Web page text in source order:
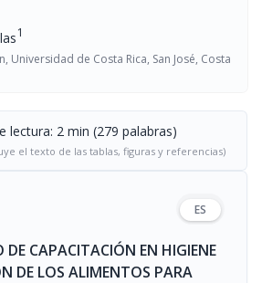
1
Universidad de Costa Rica, San José, Costa
lectura: 2 min (279 palabras)
el texto de las tablas, figuras y referencias)
ES
CAPACITACIÓN EN HIGIENE
DE LOS ALIMENTOS PARA